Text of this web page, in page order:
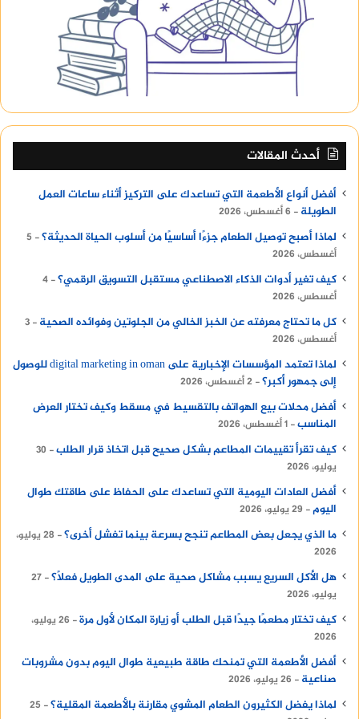
دعم النمو على المدى الطويل
أخطاء شائعة يجب تجنبها
تصميم هوية بصرية دون دراسة السوق
تنفيذ كتالوجات غير متناسقة مع الهوية
تجهيز قاعات المؤتمرات بشكل عشوائي
التركيز على الشكل دون الرسالة
تجنب هذه الأخطاء يوفر الكثير من التكاليف، ويضمن
تحقيق نتائج أفضل من الاستثمار في العلامة التجارية.
في النهاية، بناء علامة تجارية قوية في السوق
السعودي لا يعتمد على عنصر واحد فقط، بل على
منظومة متكاملة تبدأ من اختيار
بصرية في السعوديةتمتلك الخبرة والرؤية، مرورًا
بخدمات احترافية مثل
إلىتصميم كتالوجيعكس هوية الشركة ويعزز حضورها
في السوق.
عندما تعمل هذه العناصر بتناغم، فإنها تصنع صورة
ذهنية قوية، وتمنح شركتك ميزة تنافسية حقيقية،
وتضعها على طريق النجاح والاستدامة.
استكشفcleopatra
أحدث المقالات
أفضل أنواع الأطعمة التي تساعدك على التركيز أثناء ساعات العمل
الطويلة
6 أغسطس، 2026
لماذا أصبح توصيل الطعام جزءًا أساسيًا من أسلوب الحياة الحديثة؟
5
أغسطس، 2026
كيف تغير أدوات الذكاء الاصطناعي مستقبل التسويق الرقمي؟ 4
أغسطس، 2026
كل ما تحتاج معرفته عن الخبز الخالي من الجلوتين وفوائده الصحية
3
أغسطس، 2026
لماذا تعتمد المؤسسات الإخبارية على digital marketing in oman للوصول
إلى جمهور أكبر؟ 2 أغسطس، 2026
أفضل محلات بيع الهواتف بالتقسيط في مسقط وكيف تختار العرض
المناسب 1 أغسطس، 2026
كيف تقرأ تقييمات المطاعم بشكل صحيح قبل اتخاذ قرار الطلب
30
يوليو، 2026
أفضل العادات اليومية التي تساعدك على الحفاظ على طاقتك طوال
اليوم
29 يوليو، 2026
ما الذي يجعل بعض المطاعم تنجح بسرعة بينما تفشل أخرى؟
28 يوليو،
2026
هل الأكل السريع يسبب مشاكل صحية على المدى الطويل فعلًا؟ 27
يوليو، 2026
كيف تختار مطعمًا جيدًا قبل الطلب أو زيارة المكان لأول مرة
26 يوليو،
2026
أفضل الأطعمة التي تمنحك طاقة طبيعية طوال اليوم بدون مشروبات
صناعية
26 يوليو، 2026
لماذا يفضل الكثيرون الطعام المشوي مقارنة بالأطعمة المقلية؟
25